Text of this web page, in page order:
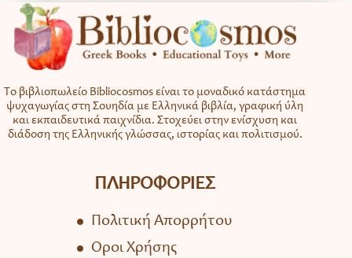
Το βιβλιοπωλείο Bibliocosmos είναι το μοναδικό κατάστημα
ψυχαγωγίας στη Σουηδία με Ελληνικά βιβλία, γραφική ύλη
και εκπαιδευτικά παιχνίδια. Στοχεύει στην ενίσχυση και
διάδοση της Ελληνικής γλώσσας, ιστορίας και πολιτισμού.
ΠΛΗΡΟΦΟΡΙΕΣ
Πολιτική Απορρήτου
Όροι Χρήσης